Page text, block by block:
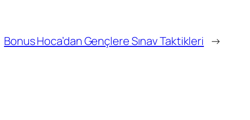
Bonus Hoca’dan Gençlere Sınav Taktikleri →